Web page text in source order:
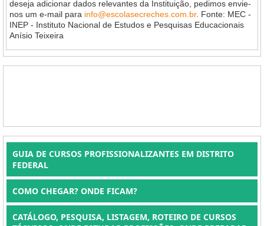
deseja adicionar dados relevantes da Instituição, pedimos envie-
nos um e-mail para info@escolasecreches.com.br. Fonte: MEC -
INEP - Instituto Nacional de Estudos e Pesquisas Educacionais
Anísio Teixeira
GUIA DE CURSOS PROFISSIONALIZANTES EM DISTRITO
FEDERAL
COMO CHEGAR? ONDE FICAM?
CATÁLOGO, PESQUISA, LISTAGEM, ROTEIRO DE CURSOS